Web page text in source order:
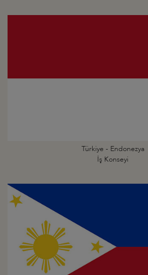
Türkiye - Endonezya
İş Konseyi